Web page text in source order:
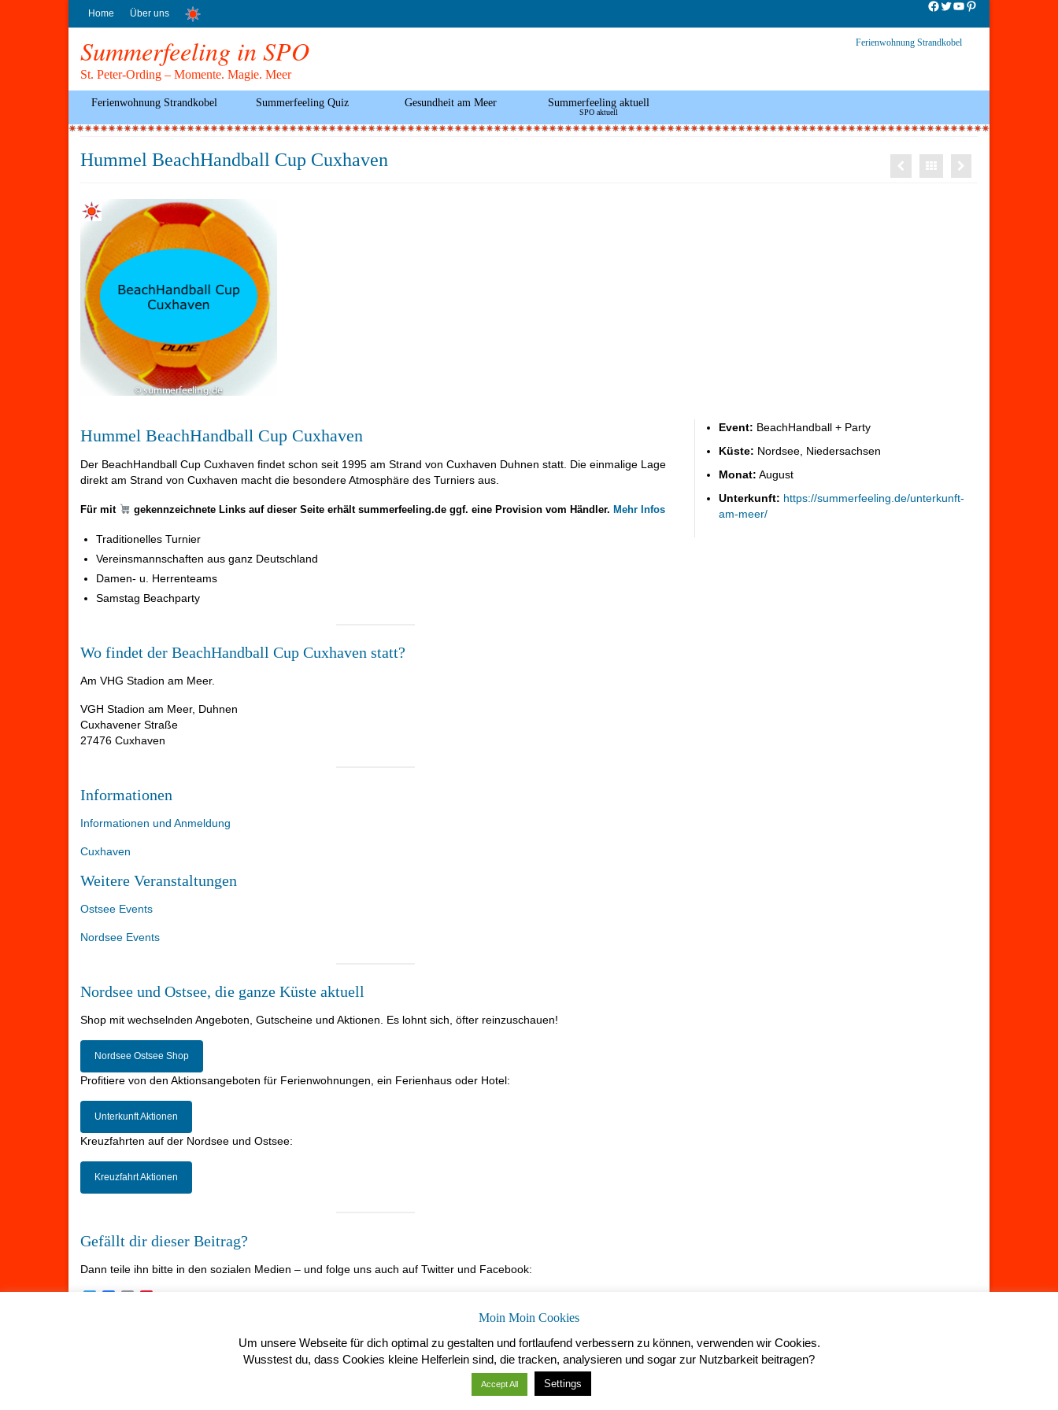
Home Über uns
Facebook
Twitter
YouTube
Pinterest
Summerfeeling in SPO
St. Peter-Ording – Momente. Magie. Meer
Ferienwohnung Strandkobel
Ferienwohnung Strandkobel Summerfeeling Quiz Gesundheit am Meer Summerfeeling aktuell
SPO aktuell
Hummel BeachHandball Cup Cuxhaven
Hummel BeachHandball Cup Cuxhaven
Der BeachHandball Cup Cuxhaven findet schon seit 1995 am Strand von Cuxhaven Duhnen statt. Die einmalige Lage
direkt am Strand von Cuxhaven macht die besondere Atmosphäre des Turniers aus.
Für mit gekennzeichnete Links auf dieser Seite erhält summerfeeling.de ggf. eine Provision vom Händler. Mehr Infos
Traditionelles Turnier
Vereinsmannschaften aus ganz Deutschland
Damen- u. Herrenteams
Samstag Beachparty
Wo findet der BeachHandball Cup Cuxhaven statt?
Am VHG Stadion am Meer.
VGH Stadion am Meer, Duhnen
Cuxhavener Straße
27476 Cuxhaven
Informationen
Informationen und Anmeldung
Cuxhaven
Weitere Veranstaltungen
Ostsee Events
Nordsee Events
Nordsee und Ostsee, die ganze Küste aktuell
Shop mit wechselnden Angeboten, Gutscheine und Aktionen. Es lohnt sich, öfter reinzuschauen!
Nordsee Ostsee Shop
Profitiere von den Aktionsangeboten für Ferienwohnungen, ein Ferienhaus oder Hotel:
Unterkunft Aktionen
Kreuzfahrten auf der Nordsee und Ostsee:
Kreuzfahrt Aktionen
Gefällt dir dieser Beitrag?
Dann teile ihn bitte in den sozialen Medien – und folge uns auch auf Twitter und Facebook:
TwitterFacebook
Email
Event: BeachHandball + Party
Küste: Nordsee, Niedersachsen
Monat: August
Unterkunft: https://summerfeeling.de/unterkunft-
am-meer/
Moin Moin Cookies
Um unsere Webseite für dich optimal zu gestalten und fortlaufend verbessern zu können, verwenden wir Cookies.
Wusstest du, dass Cookies kleine Helferlein sind, die tracken, analysieren und sogar zur Nutzbarkeit beitragen?
Accept All Settings